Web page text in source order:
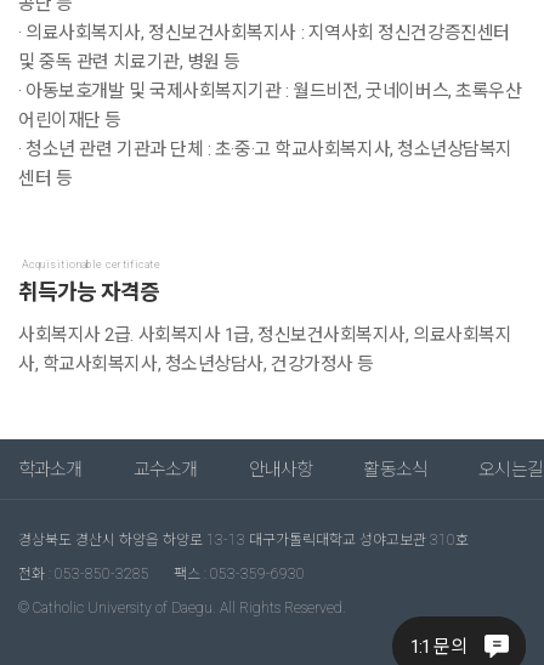
1:1 문의
· 의료사회복지사, 정신보건사회복지사 : 지역사회 정신건강증진센터
및 중독 관련 치료기관, 병원 등
· 아동보호개발 및 국제사회복지기관 : 월드비전, 굿네이버스, 초록우산
어린이재단 등
· 청소년 관련 기관과 단체 : 초·중·고 학교사회복지사, 청소년상담복지
센터 등
Acquisitionable certificate
취득가능 자격증
사회복지사 2급. 사회복지사 1급, 정신보건사회복지사, 의료사회복지
사, 학교사회복지사, 청소년상담사, 건강가정사 등
학과소개 교수소개 안내사항 활동소식 오시는길
경상북도 경산시 하양읍 하양로 13-13 대구가톨릭대학교 성야고보관 310호
전화 : 053-850-3285
팩스 : 053-359-6930
© Catholic University of Daegu. All Rights Reserved.